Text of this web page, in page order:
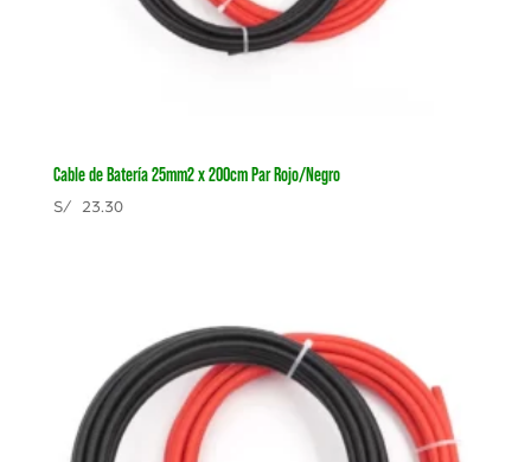
Cable de Batería 25mm2 x 200cm Par Rojo/Negro
S/23.30